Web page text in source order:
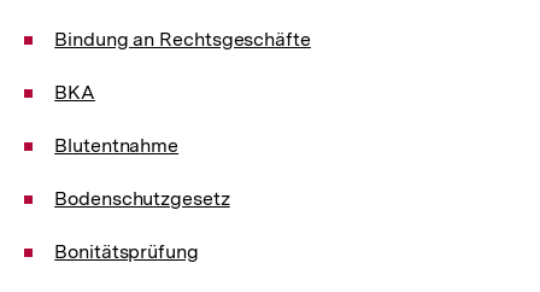
Bindung an Rechtsgeschäfte
BKA
Blutentnahme
Bodenschutzgesetz
Bonitätsprüfung